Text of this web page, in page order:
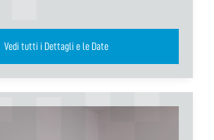
Vedi tutti i Dettagli e le Date